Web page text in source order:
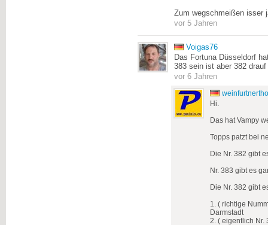
Zum wegschmeißen isser
vor 5 Jahren
Voigas76
Das Fortuna Düsseldorf
383 sein ist aber 382 drauf
vor 6 Jahren
Hi.
Das hat Vampy
Topps patzt bei
Die Nr. 382 gibt
Nr. 383 gibt es
Die Nr. 382 gibt
1. ( richtige
Darmstadt
2. ( eigentlich Nr.